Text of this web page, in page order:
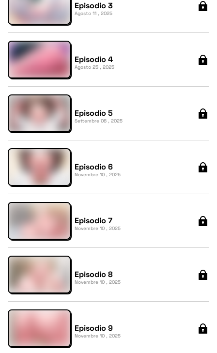
Episodio 3
Agosto 11 , 2025
Episodio 4
Agosto 25 , 2025
Episodio 5
Settembre 08 , 2025
Episodio 6
Novembre 10 , 2025
Episodio 7
Novembre 10 , 2025
Episodio 8
Novembre 10 , 2025
Episodio 9
Novembre 10 , 2025